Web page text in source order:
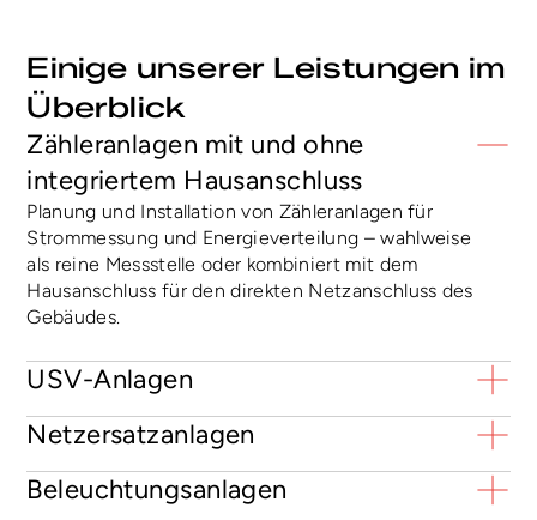
Einige unserer Leistungen im
Überblick
Zähleranlagen mit und ohne
integriertem Hausanschluss
Planung und Installation von Zähleranlagen für
Strommessung und Energieverteilung – wahlweise
als reine Messstelle oder kombiniert mit dem
Hausanschluss für den direkten Netzanschluss des
Gebäudes.
USV-Anlagen
Netzersatzanlagen
Beleuchtungsanlagen